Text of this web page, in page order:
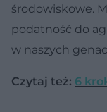
środowiskowe.
podatność do
w naszych
Czytaj też: 6